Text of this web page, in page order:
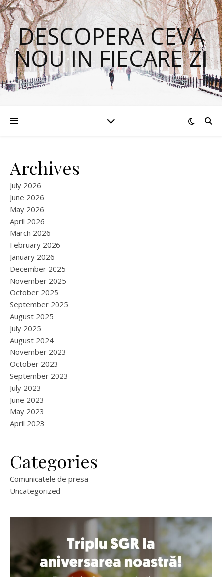
DESCOPERA CEVA
NOU IN FIECARE ZI
Archives
July 2026
June 2026
May 2026
April 2026
March 2026
February 2026
January 2026
December 2025
November 2025
October 2025
September 2025
August 2025
July 2025
August 2024
November 2023
October 2023
September 2023
July 2023
June 2023
May 2023
April 2023
Categories
Comunicatele de presa
Uncategorized